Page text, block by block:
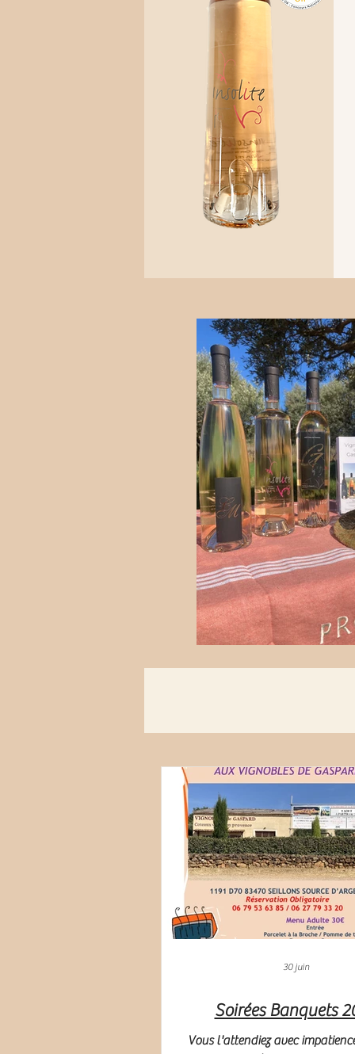
Soirées Banquets
Vous l'attendiez avec impatience,
30 juin